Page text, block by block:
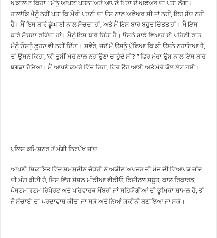
ਅਕੀਲ ਨੇ ਕਿਹਾ, “ਮੈਨੂੰ ਆਪਣੀ ਪਤਨੀ ਅਤੇ ਆਪਣੇ ਪਿਤਾ ਦੇ ਅਫੇਅਰ ਦਾ ਪਤਾ ਲੱਗਾ।
ਹਾਲਾਂਕਿ ਮੈਨੂੰ ਨਹੀਂ ਪਤਾ ਕਿ ਮੇਰੀ ਪਤਨੀ ਦਾ ਉਸ ਨਾਲ ਅਫੇਅਰ ਸੀ ਜਾਂ ਨਹੀਂ, ਇਹ ਸੱਚ ਨਹੀਂ
ਹੈ। ਮੈਂ ਇਸ ਬਾਰੇ ਡੂੰਘਾਈ ਨਾਲ ਸੋਚਦਾ ਹਾਂ, ਅਤੇ ਮੈਂ ਇਸ ਬਾਰੇ ਬਹੁਤ ਚਿੰਤਤ ਹਾਂ। ਮੈਂ ਇਸ
ਬਾਰੇ ਸੋਚਦਾ ਰਹਿੰਦਾ ਹਾਂ। ਮੈਨੂੰ ਇਸ ਬਾਰੇ ਚਿੰਤਾ ਹੈ। ਉਸਨੇ ਸਾਡੇ ਵਿਆਹ ਦੀ ਪਹਿਲੀ ਰਾਤ
ਮੈਨੂੰ ਉਸਨੂੰ ਛੂਹਣ ਵੀ ਨਹੀਂ ਦਿੱਤਾ। ਸਵੇਰੇ, ਜਦੋਂ ਮੈਂ ਉਸਨੂੰ ਪੁੱਛਿਆ ਕਿ ਕੀ ਉਸਨੇ ਨਹਾਇਆ ਹੈ,
ਤਾਂ ਉਸਨੇ ਕਿਹਾ, ‘ਕੀ ਤੁਸੀਂ ਮੇਰੇ ਨਾਲ ਨਹਾਉਣਾ ਚਾਹੁੰਦੇ ਸੀ?'” ਫਿਰ ਮੇਰਾ ਉਸ ਨਾਲ ਇਸ ਬਾਰੇ
ਝਗੜਾ ਹੋਇਆ। ਮੈਂ ਆਪਣੇ ਕਮਰੇ ਵਿੱਚ ਰਿਹਾ, ਫਿਰ ਉਹ ਆਈ ਅਤੇ ਮੇਰੇ ਕੋਲ ਲੇਟ ਗਈ।
ਪੁਲਿਸ ਕਮਿਸ਼ਨਰ ਤੋਂ ਮੰਗੀ ਨਿਰਪੱਖ ਜਾਂਚ
ਆਪਣੀ ਸ਼ਿਕਾਇਤ ਵਿੱਚ ਸ਼ਮਸੁਦੀਨ ਚੌਧਰੀ ਨੇ ਅਕੀਲ ਅਖਤਰ ਦੀ ਮੌਤ ਦੀ ਵਿਆਪਕ ਜਾਂਚ
ਦੀ ਮੰਗ ਕੀਤੀ ਹੈ, ਜਿਸ ਵਿੱਚ ਸੋਸ਼ਲ ਮੀਡੀਆ ਵੀਡੀਓ, ਡਿਜੀਟਲ ਸਬੂਤ, ਕਾਲ ਰਿਕਾਰਡ,
ਪੋਸਟਮਾਰਟਮ ਰਿਪੋਰਟ ਅਤੇ ਪਰਿਵਾਰਕ ਮੈਂਬਰਾਂ ਜਾਂ ਸਹਿਯੋਗੀਆਂ ਦੀ ਭੂਮਿਕਾ ਸ਼ਾਮਲ ਹੈ, ਤਾਂ
ਜੋ ਸੱਚਾਈ ਦਾ ਪਰਦਾਫਾਸ਼ ਕੀਤਾ ਜਾ ਸਕੇ ਅਤੇ ਨਿਆਂ ਯਕੀਨੀ ਬਣਾਇਆ ਜਾ ਸਕੇ।